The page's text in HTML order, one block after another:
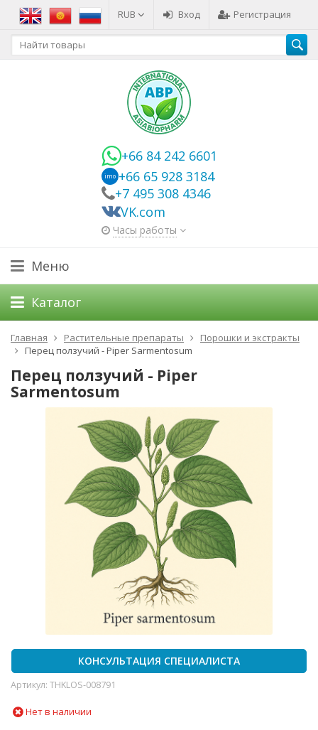
RUB Вход Регистрация
+66 84 242 6601
imo +66 65 928 3184
+7 495 308 4346
VK.com
Часы работы
Меню
Каталог
Главная Растительные препараты
Порошки и экстракты
Перец ползучий - Piper Sarmentosum
Перец ползучий - Piper
Sarmentosum
КОНСУЛЬТАЦИЯ СПЕЦИАЛИСТА
Артикул: THKLOS-008791
Нет в наличии